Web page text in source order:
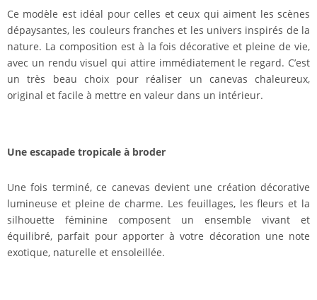
Ce modèle est idéal pour celles et ceux qui aiment les scènes
dépaysantes, les couleurs franches et les univers inspirés de la
nature. La composition est à la fois décorative et pleine de vie,
avec un rendu visuel qui attire immédiatement le regard. C’est
un très beau choix pour réaliser un canevas chaleureux,
original et facile à mettre en valeur dans un intérieur.
Une escapade tropicale à broder
Une fois terminé, ce canevas devient une création décorative
lumineuse et pleine de charme. Les feuillages, les fleurs et la
silhouette féminine composent un ensemble vivant et
équilibré, parfait pour apporter à votre décoration une note
exotique, naturelle et ensoleillée.